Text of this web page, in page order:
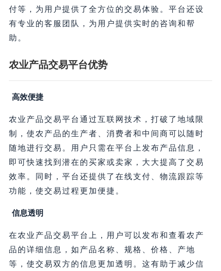
付等，为用户提供了全方位的交易体验。平台还设
有专业的客服团队，为用户提供实时的咨询和帮
助。
农业产品交易平台优势
高效便捷
农业产品交易平台通过互联网技术，打破了地域限
制，使农产品的生产者、消费者和中间商可以随时
随地进行交易。用户只需在平台上发布产品信息，
即可快速找到潜在的买家或卖家，大大提高了交易
效率。同时，平台还提供了在线支付、物流跟踪等
功能，使交易过程更加便捷。
信息透明
在农业产品交易平台上，用户可以发布和查看农产
品的详细信息，如产品名称、规格、价格、产地
等，使交易双方的信息更加透明。这有助于减少信